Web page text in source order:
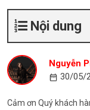
Nội dung
Nguyễn
30/05/
Cảm ơn Quý khách